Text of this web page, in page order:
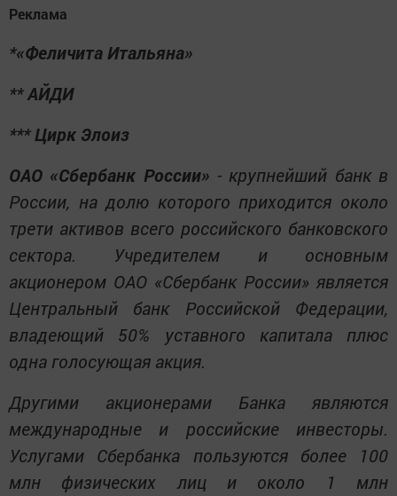
Реклама
*«Феличита Итальяна»
** АЙДИ
*** Цирк Элоиз
ОАО «Сбербанк России» - крупнейший банк в
России, на долю которого приходится около
трети активов всего российского банковского
сектора. Учредителем и основным
акционером ОАО «Сбербанк России» является
Центральный банк Российской Федерации,
владеющий 50% уставного капитала плюс
одна голосующая акция.
Другими акционерами Банка являются
международные и российские инвесторы.
Услугами Сбербанка пользуются более 100
млн физических лиц и около 1 млн